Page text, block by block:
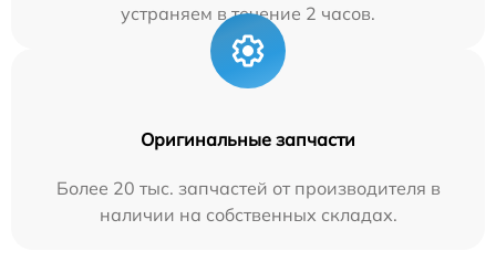
устраняем в течение 2 часов.
Оригинальные запчасти
Более 20 тыс. запчастей от производителя в
наличии на собственных складах.